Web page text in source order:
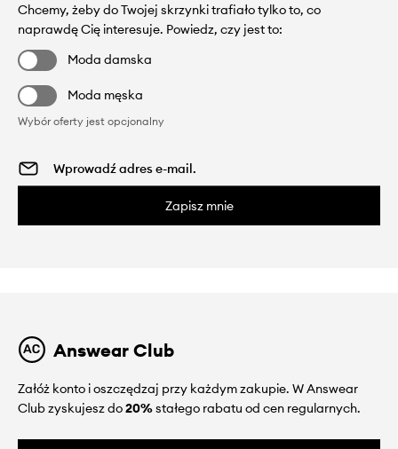
Chcemy, żeby do Twojej skrzynki trafiało tylko to, co
naprawdę Cię interesuje. Powiedz, czy jest to:
Moda damska
Moda męska
Wybór oferty jest opcjonalny
Zapisz mnie
Answear Club
Załóż konto i oszczędzaj przy każdym zakupie. W Answear
Club zyskujesz do20%stałego rabatu od cen regularnych.